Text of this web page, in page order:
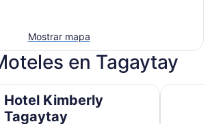
Mostrar mapa
en Tagaytay
Hotel Kimberly
Tagaytay
Hotel